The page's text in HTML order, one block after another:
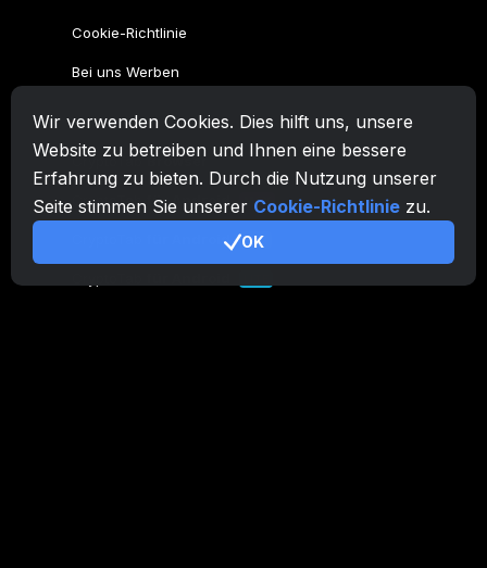
Wir verwenden Cookies. Dies hilft uns, unsere
Website zu betreiben und Ihnen eine bessere
Erfahrung zu bieten. Durch die Nutzung unserer
Seite stimmen Sie unserer Cookie-Richtlinie zu.
OK
Cookie-Richtlinie
Bei uns Werben
CryptoTab-Familie
CryptoTabBrowser
CryptoTab für Android MAX
für Android PRO